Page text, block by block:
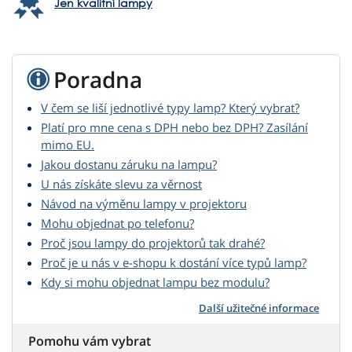
Poradna
V čem se liší jednotlivé typy lamp? Který vybrat?
Platí pro mne cena s DPH nebo bez DPH? Zasílání
mimo EU.
Jakou dostanu záruku na lampu?
U nás získáte slevu za věrnost
Návod na výměnu lampy v projektoru
Mohu objednat po telefonu?
Proč jsou lampy do projektorů tak drahé?
Proč je u nás v e-shopu k dostání více typů lamp?
Kdy si mohu objednat lampu bez modulu?
Další užitečné informace
Pomohu vám vybrat